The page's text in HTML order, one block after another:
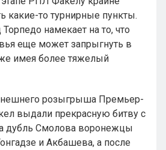
какие-то турнирные пункты.
намекает на то, что
еще может запрыгнуть в
имея более тяжелый
розыгрыша Премьер-
выдали прекрасную битву с
дубль Смолова воронежцы
и Акбашева, а после